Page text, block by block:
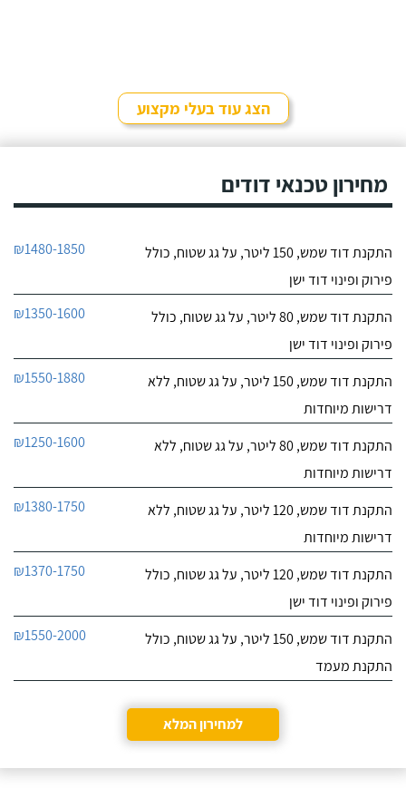
הצג עוד בעלי מקצוע
מחירון טכנאי דודים
התקנת דוד שמש, 150 ליטר, על גג שטוח, כולל
פירוק ופינוי דוד ישן
₪1480-1850
התקנת דוד שמש, 80 ליטר, על גג שטוח, כולל
פירוק ופינוי דוד ישן
₪1350-1600
התקנת דוד שמש, 150 ליטר, על גג שטוח, ללא
דרישות מיוחדות
₪1550-1880
התקנת דוד שמש, 80 ליטר, על גג שטוח, ללא
דרישות מיוחדות
₪1250-1600
התקנת דוד שמש, 120 ליטר, על גג שטוח, ללא
דרישות מיוחדות
₪1380-1750
התקנת דוד שמש, 120 ליטר, על גג שטוח, כולל
פירוק ופינוי דוד ישן
₪1370-1750
התקנת דוד שמש, 150 ליטר, על גג שטוח, כולל
התקנת מעמד
₪1550-2000
למחירון המלא